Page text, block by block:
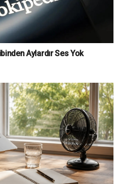
Aylardır Ses Yok